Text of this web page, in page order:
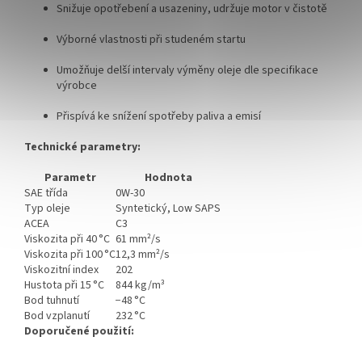
Snižuje opotřebení a usazeniny, udržuje motor v čistotě
Výborné vlastnosti při studeném startu
Umožňuje delší intervaly výměny oleje dle specifikace
výrobce
Přispívá ke snížení spotřeby paliva a emisí
Technické parametry:
Parametr
Hodnota
SAE třída
0W-30
Typ oleje
Syntetický, Low SAPS
ACEA
C3
Viskozita při 40 °C 61 mm²/s
Viskozita při 100 °C12,3 mm²/s
Viskozitní index
202
Hustota při 15 °C
844 kg/m³
Bod tuhnutí
−48 °C
Bod vzplanutí
232 °C
Doporučené použití: